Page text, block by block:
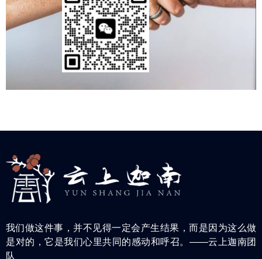
我们做这件事，并不见得一定会产生结果，而是因为这么做
是对的，它是我们心里共同的感动和呼召。——云上迦南团
队